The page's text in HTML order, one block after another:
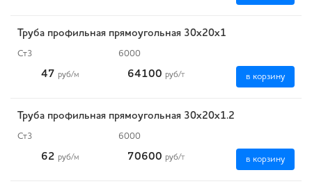
Труба профильная прямоугольная 30х20х1
Ст3 6000
47 руб/м 64100 руб/т в корзину
Труба профильная прямоугольная 30х20х1.2
Ст3 6000
62 руб/м 70600 руб/т в корзину